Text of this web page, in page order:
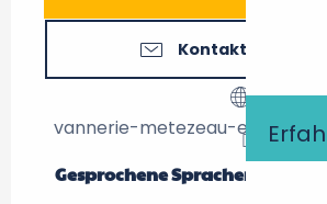
Kontaktieren Sie
vannerie-metezeau-
Gesprochene Sprachen
Gesprochene Sprachen